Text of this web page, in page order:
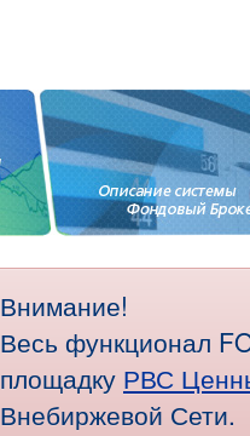
Внимание!
Весь функционал
площадку РВС
Внебиржевой Сети.